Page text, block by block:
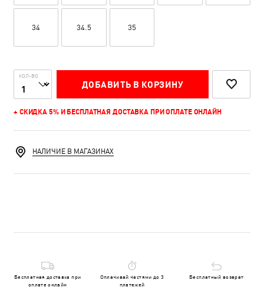
34 34.5 35
КОЛ-ВО
ДОБАВИТЬ В КОРЗИНУ
+ СКИДКА 5% И БЕСПЛАТНАЯ ДОСТАВКА ПРИ ОПЛАТЕ ОНЛАЙН
НАЛИЧИЕ В МАГАЗИНАХ
Бесплатная доставка при
оплате онлайн
Оплачивай частями до 3
платежей
Бесплатный возврат